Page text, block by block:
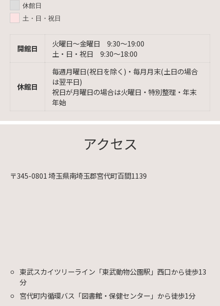
休館日
土・日・祝日
開館日
火曜日〜金曜日 9:30〜19:00
土・日・祝日 9:30〜18:00
休館日
毎週月曜日(祝日を除く)・毎月月末(土日の場合
は翌平日)
祝日が月曜日の場合は火曜日・特別整理・年末
年始
アクセス
〒345-0801 埼玉県南埼玉郡宮代町百間1139
東武スカイツリーライン「東武動物公園駅」西口から徒歩13
分
宮代町内循環バス「図書館・保健センター」から徒歩1分